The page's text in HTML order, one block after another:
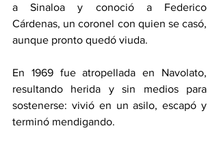
a Sinaloa y conoció a Federico
Cárdenas, un coronel con quien se casó,
aunque pronto quedó viuda.
En 1969 fue atropellada en Navolato,
resultando herida y sin medios para
sostenerse: vivió en un asilo, escapó y
terminó mendigando.